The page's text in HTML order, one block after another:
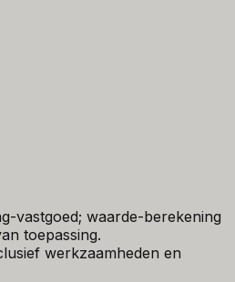
vastgoed; waarde-berekening
toepassing.
werkzaamheden en